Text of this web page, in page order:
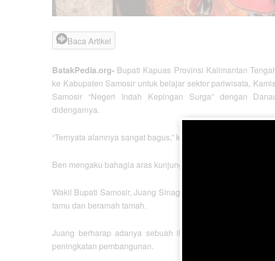
Baca Artikel
BatakPedia.org- Bupati Kapuas Provinsi Kalimantan
ke Kabupaten Samosir untuk belajar sektor pariwisata,
Samosir “Negeri Indah Kepingan Surga” dengan
didengarnya.
“Ternyata alamnya sangat bagus,” katanya.
Ben mengaku bahagia aras kunjungan itu dan berjanji akan
Wakil Bupati Samosir, Juang Sinaga bersama Sekdakab
tamu dan beramah tamah.
Juang berharap adanya sebuah ikatan dan kerjasama
peningkatan pembangunan.